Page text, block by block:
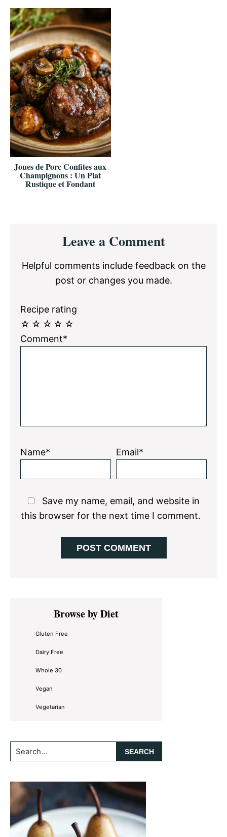
Joues de Porc Confites aux
Champignons : Un Plat
Rustique et Fondant
InteractionsLeave a Comment
Helpful comments include feedback on the
post or changes you made.
Recipe rating
☆
☆
☆
☆
☆
Comment*
Name* Email*
Save my name, email, and website in
this browser for the next time I comment.
Primary
SidebarBrowse by Diet
Gluten Free
Dairy Free
Whole 30
Vegan
Vegetarian
Search...